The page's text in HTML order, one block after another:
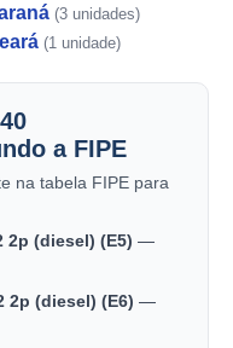
(3 unidades)
(1 unidade)
a FIPE
na tabela FIPE para
2p (diesel) (E5) —
2p (diesel) (E6) —